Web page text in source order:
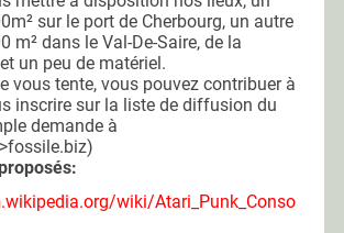
²sur le port de Cherbourg, un autre
m² dans le Val-De-Saire, de la
un peu de matériel.
vous tente, vous pouvez contribuer à
inscrire sur la liste de diffusion du
demande à
wiki/Atari_Punk_Conso